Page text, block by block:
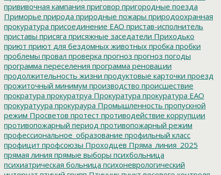
прививочная кампания приговор пригородные поезда
Приморье природа природные пожары природоохранная
прокуратура присоединение ЕАО пристав-исполнитель
приставы присяга присяжные заседатели Приходько
приют приют для бездомных животных пробка пробки
проблемы провал проверка прогноз прогноз погоды
программа переселения программа реновации
продолжительность жизни продуктовые карточки проезд
прожиточный минимум производство происшествие
прократура прокуратруа Прокуратура прокуратура ЕАО
прокуратуура прокураура Промышленность пропускной
режим Просветов протест противодействие коррупции
противопожарный период противопожарный режим
профессиональное_образование профильный класс
профицит профсоюзы Проходцев Пряма_линия_2025
прямая линия прямые выборы психбольница
психиатрическая больница психоневрологический